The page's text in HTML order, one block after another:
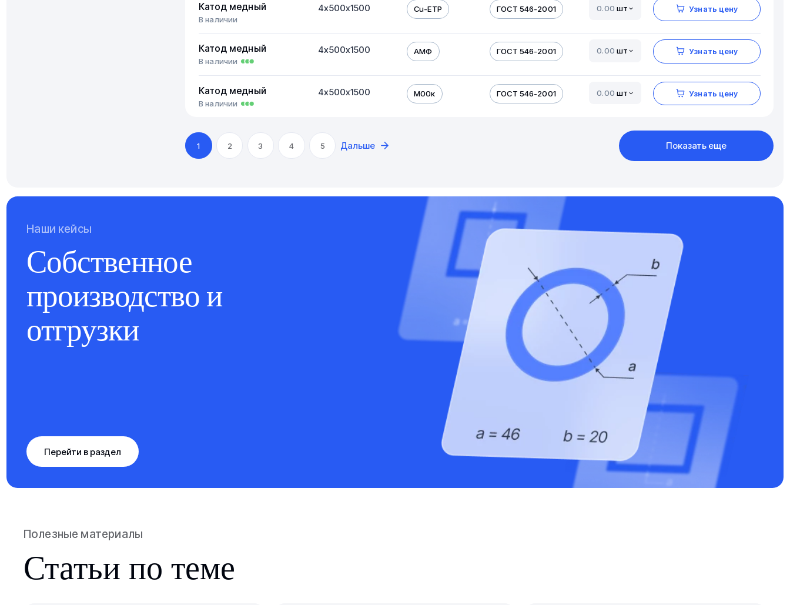
Катод медный
В наличии
4х500х1500 Cu-ETP ГОСТ 546-2001 шт Узнать цену
Катод медный
В наличии
4х500х1500 АМФ ГОСТ 546-2001 шт Узнать цену
Катод медный
В наличии
4х500х1500 М00к ГОСТ 546-2001 шт Узнать цену
1 2 3 4 5 Дальше Показать еще
Наши кейсы
Собственное
производство и
отгрузки
Перейти в раздел
Полезные материалы
Статьи по теме